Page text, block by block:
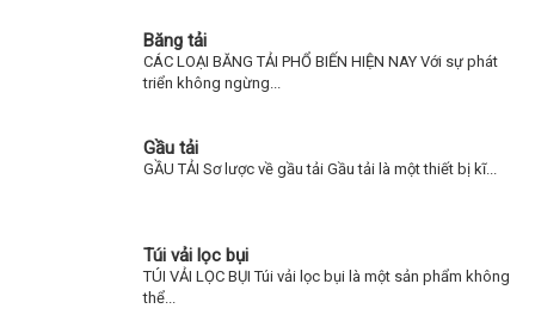
Băng tải
CÁC LOẠI BĂNG TẢI PHỔ BIẾN HIỆN NAY Với sự phát
triển không ngừng...
Gầu tải
GẦU TẢI Sơ lược về gầu tải Gầu tải là một thiết bị kĩ...
Túi vải lọc bụi
TÚI VẢI LỌC BỤI Túi vải lọc bụi là một sản phẩm không
thể...